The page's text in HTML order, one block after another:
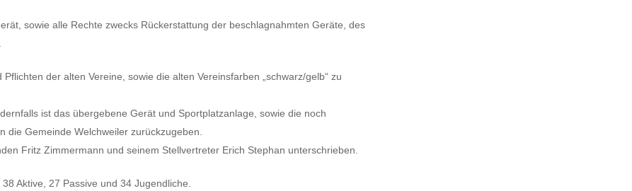
sowie alle Rechte zwecks Rückerstattung der beschlagnahmten Geräte, des
der alten Vereine, sowie die alten Vereinsfarben „schwarz/gelb“ zu
ist das übergebene Gerät und Sportplatzanlage, sowie die noch
Gemeinde Welchweiler zurückzugeben.
Fritz Zimmermann und seinem Stellvertreter Erich Stephan unterschrieben.
Aktive, 27 Passive und 34 Jugendliche.